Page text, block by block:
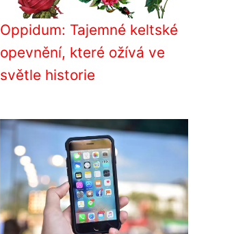
Oppidum: Tajemné keltské
opevnění, které ožívá ve
světle historie